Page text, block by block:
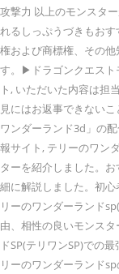
攻撃力 以上のモンスタ
れるしっぷうづきもお
権および商標権、その
す。▶ドラゴンクエスト
ト, いただいた内容は担
見にはお返事できない
ワンダーランド3d」の
報サイト, テリーのワン
ターを紹介しました。
細に解説しました。初
リーのワンダーランド
由、相性の良いモンス
ドSP(テリワンSP)での
リーのワンダーランド